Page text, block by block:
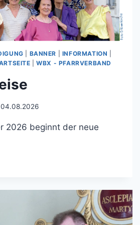
BANNER INFORMATION
|WBX - PFARRVERBAND
04.08.2026
2026 beginnt der neue